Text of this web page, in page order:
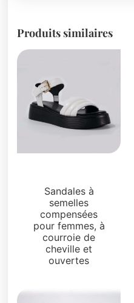
Produits similaires
Sandales à
semelles
compensées
pour femmes, à
courroie de
cheville et
ouvertes